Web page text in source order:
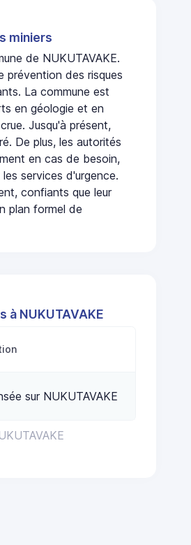
miniers
de NUKUTAVAKE.
prévention des risques
La commune est
en géologie et en
Jusqu'à présent,
De plus, les autorités
en cas de besoin,
services d'urgence.
confiants que leur
plan formel de
NUKUTAVAKE
sur NUKUTAVAKE